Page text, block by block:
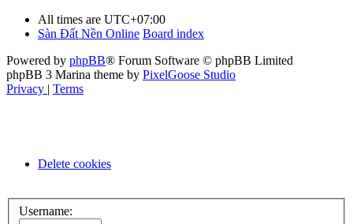
All times are UTC+07:00
Sàn Đất Nền Online Board index
Powered by phpBB® Forum Software © phpBB Limited
phpBB 3 Marina theme by PixelGoose Studio
Privacy | Terms
Delete cookies
Username: